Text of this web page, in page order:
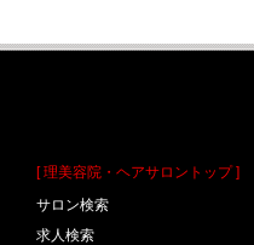
[ 理美容院・ヘアサロントップ ]
サロン検索
求人検索